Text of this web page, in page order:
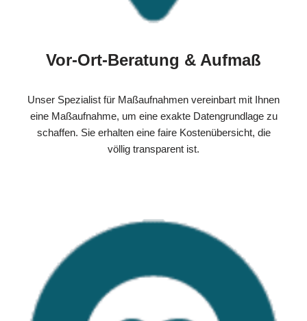
Vor-Ort-Beratung & Aufmaß
Unser Spezialist für Maßaufnahmen vereinbart mit Ihnen
eine Maßaufnahme, um eine exakte Datengrundlage zu
schaffen. Sie erhalten eine faire Kostenübersicht, die
völlig transparent ist.